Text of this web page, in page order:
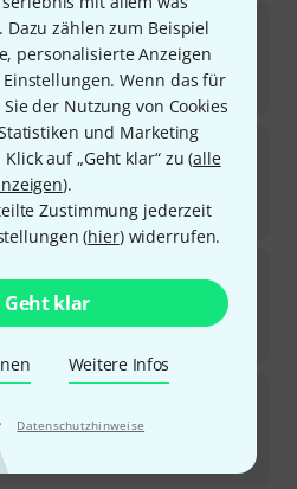
zählen zum Beispiel
personalisierte Anzeigen
Wenn das für
der Nutzung von Cookies
und Marketing
auf „Geht klar“ zu (alle
).
Zustimmung jederzeit
(hier) widerrufen.
Geht klar
Weitere Infos
· Datenschutzhinweise
Cortex Bundle
PowerRack+ Remote MK2
3
1
Bundle